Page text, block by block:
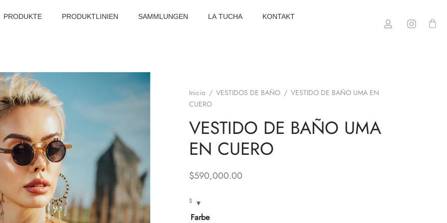
PRODUKTE PRODUKTLINIEN SAMMLUNGEN LA TUCHA KONTAKT
Inicio / VESTIDOS DE BAÑO / VESTIDO DE BAÑO UMA EN
CUERO
VESTIDO DE BAÑO UMA
EN CUERO
$590,000.00
$
Farbe